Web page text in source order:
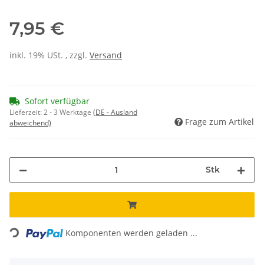
7,95 €
inkl. 19% USt. , zzgl. Versand
Sofort verfügbar
Lieferzeit:2 - 3 Werktage (DE - Ausland
abweichend)
Frage zum Artikel
Stk
Loading... Komponenten werden geladen ...